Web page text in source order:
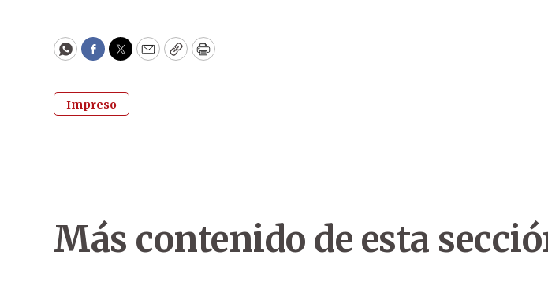
WhatsApp
Facebook
Twitter
EmailCopyPrint
Impreso
Más contenido de esta